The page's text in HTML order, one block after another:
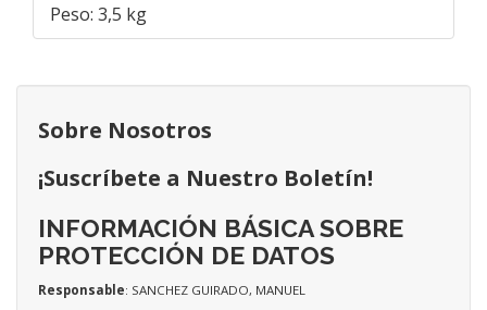
Peso: 3,5 kg
Sobre Nosotros
¡Suscríbete a Nuestro Boletín!
INFORMACIÓN BÁSICA SOBRE
PROTECCIÓN DE DATOS
Responsable: SANCHEZ GUIRADO, MANUEL